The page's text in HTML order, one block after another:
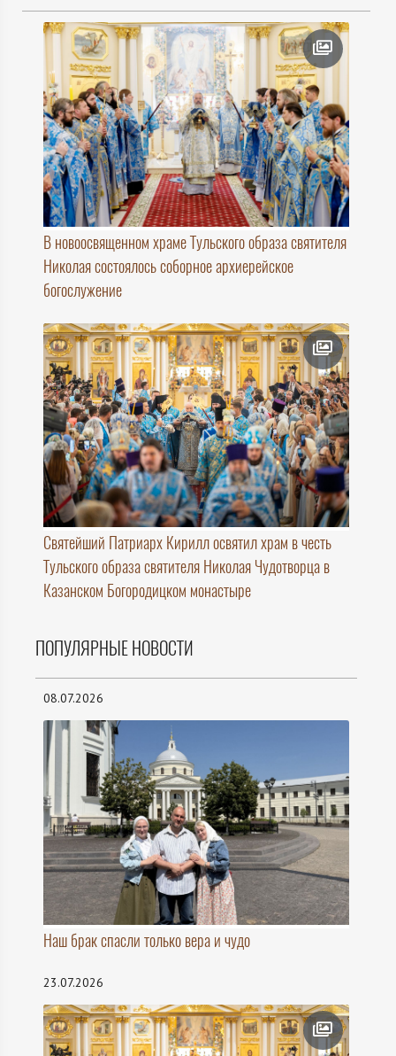
В новоосвященном храме Тульского образа святителя
Николая состоялось соборное архиерейское
богослужение
Святейший Патриарх Кирилл освятил храм в честь
Тульского образа святителя Николая Чудотворца в
Казанском Богородицком монастыре
ПОПУЛЯРНЫЕ НОВОСТИ
08.07.2026
Наш брак спасли только вера и чудо
23.07.2026